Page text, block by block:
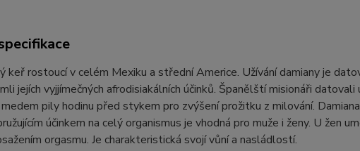
keř rostoucí v celém Mexiku a střední Americe. Užívání damiany je
jejích vyjjímečných afrodisiakálních účinků. Španělští misionáři datovali
pily hodinu před stykem pro zvýšení prožitku z milování.
účinkem na celý organismus je vhodná pro muže i ženy. U žen
orgasmu. Je charakteristická svojí vůní a nasládlostí.